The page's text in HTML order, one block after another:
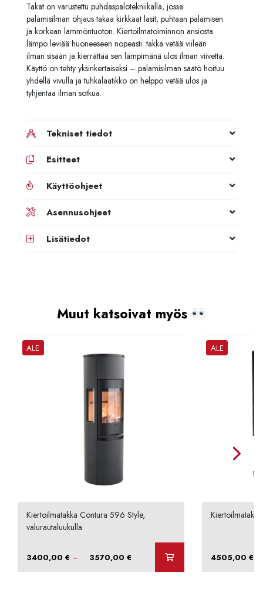
Takat on varustettu puhdaspalotekniikalla, jossa
palamisilman ohjaus takaa kirkkaat lasit, puhtaan palamisen
ja korkean lämmöntuoton. Kiertoilmatoiminnon ansiosta
lämpö leviää huoneeseen nopeasti: takka vetää viileän
ilman sisään ja kierrättää sen lämpimänä ulos ilman viivettä.
Käyttö on tehty yksinkertaiseksi – palamisilman säätö hoituu
yhdellä vivulla ja tuhkalaatikko on helppo vetää ulos ja
tyhjentää ilman sotkua.
Tekniset tiedot
Esitteet
Käyttöohjeet
Asennusohjeet
Lisätiedot
Muut katsoivat myös
ALE
Kiertoilmatakka Contura 596 Style,
valurautaluukulla
3400,00€ – 3570,00€ Hintaluokka:
ALE
4505,00 €